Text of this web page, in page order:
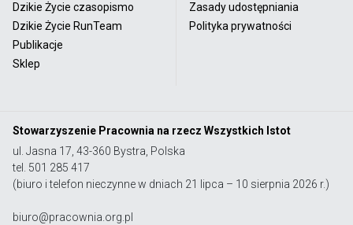
Dzikie Życie czasopismo
Dzikie Życie RunTeam
Publikacje
Sklep
Zasady udostępniania
Polityka prywatności
Stowarzyszenie Pracownia na rzecz Wszystkich Istot
ul. Jasna 17, 43-360 Bystra, Polska
tel. 501 285 417
(biuro i telefon nieczynne w dniach 21 lipca – 10 sierpnia 2026 r.)
biuro@pracownia.org.pl